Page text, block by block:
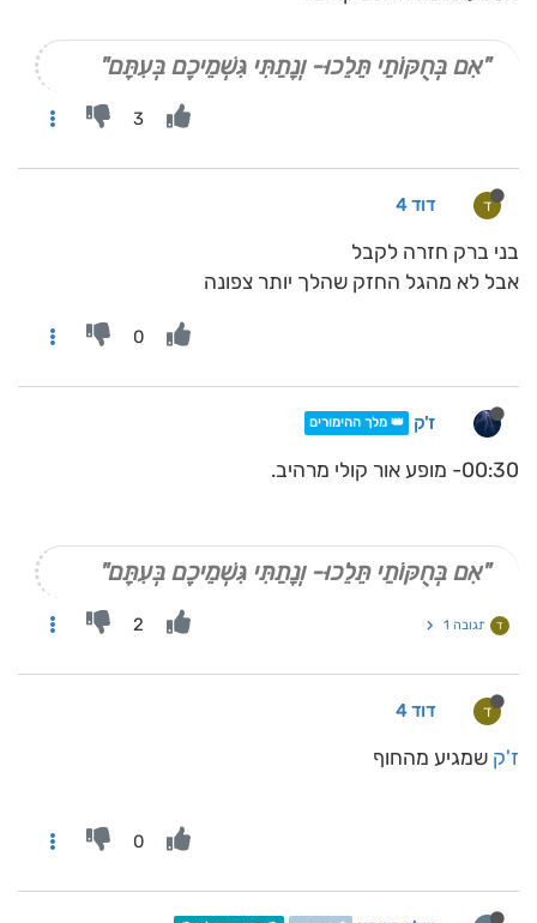
"אִם בְּחֻקּוֹתַי תֵּלֵכוּ- וְנָתַתִּי גִּשְׁמֵיכֶם בְּעִתָּם"
3
ד דוד 4
בני ברק חזרה לקבל
אבל לא מהגל החזק שהלך יותר צפונה
0
ז'ק 👑 מלך ההימורים
00:30- מופע אור קולי מרהיב.
"אִם בְּחֻקּוֹתַי תֵּלֵכוּ- וְנָתַתִּי גִּשְׁמֵיכֶם בְּעִתָּם"
ד תגובה 1 2
ד דוד 4
ז'ק שמגיע מהחוף
0